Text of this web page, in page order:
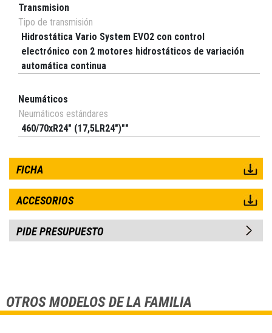
Transmision
Tipo de transmisión
Hidrostática Vario System EVO2 con control
electrónico con 2 motores hidrostáticos de variación
automática continua
Neumáticos
Neumáticos estándares
460/70xR24" (17,5LR24")""
FICHA
ACCESORIOS
PIDE PRESUPUESTO
OTROS MODELOS DE LA FAMILIA